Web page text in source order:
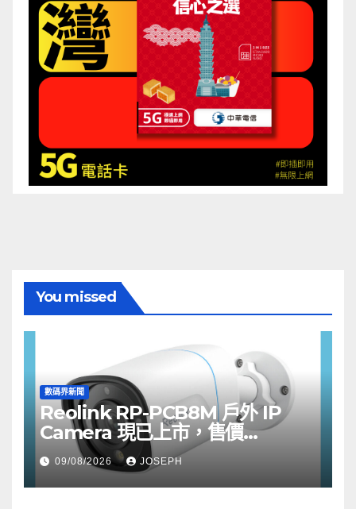
You missed
數碼界新聞
Reolink RP-PCB8M 戶外 IP
Camera 現已上市，售價
HK$722
09/08/2026 JOSEPH